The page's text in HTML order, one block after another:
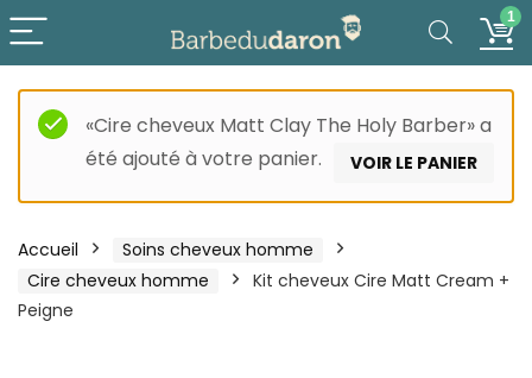
1
«Cire cheveux Matt Clay The Holy Barber» a
été ajouté à votre panier.
VOIR LE PANIER
Accueil
Soins cheveux homme
Cire cheveux homme
Kit cheveux Cire Matt Cream +
Peigne